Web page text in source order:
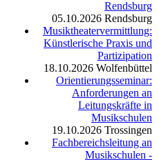
Rendsburg
05.10.2026 Rendsburg
Musiktheatervermittlung:
Künstlerische Praxis und
Partizipation
18.10.2026 Wolfenbüttel
Orientierungsseminar:
Anforderungen an
Leitungskräfte in
Musikschulen
19.10.2026 Trossingen
Fachbereichsleitung an
Musikschulen -